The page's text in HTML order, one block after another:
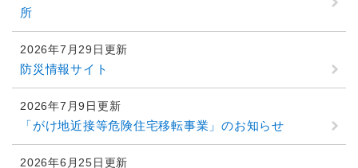
所
2026年7月29日更新
防災情報サイト
2026年7月9日更新
「がけ地近接等危険住宅移転事業」のお知らせ
2026年6月25日更新